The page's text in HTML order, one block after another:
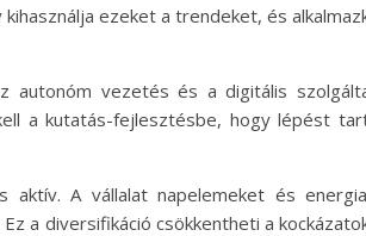
ezeket a trendeket, és
autonóm vezetés és a digitális
a kutatás-fejlesztésbe, hogy lépést
A vállalat napelemeket és
a diversifikáció csökkentheti a